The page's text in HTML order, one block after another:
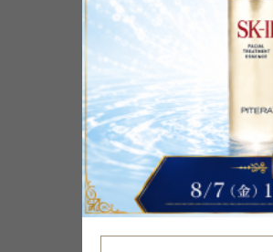
約８週間で
35%
OFF